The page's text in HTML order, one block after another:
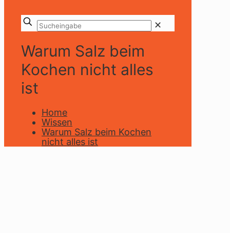
✕
Warum Salz beim
Kochen nicht alles
ist
Home
Wissen
Warum Salz beim Kochen
nicht alles ist